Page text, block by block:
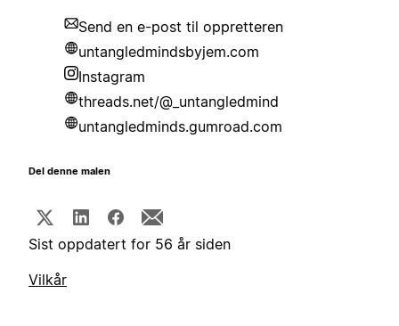
Send en e-post til oppretteren
untangledmindsbyjem.com
Instagram
threads.net/@_untangledmind
untangledminds.gumroad.com
Del denne malen
Sist oppdatert for 56 år siden
Vilkår